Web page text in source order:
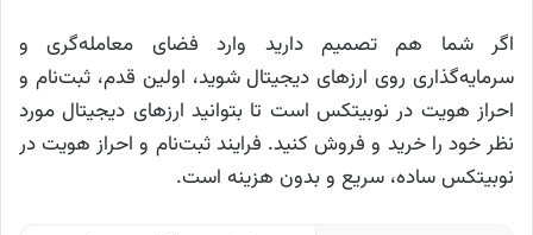
اگر شما هم تصمیم دارید وارد فضای معامله‌گری و
سرمایه‌گذاری روی ارزهای دیجیتال شوید، اولین قدم، ثبت‌نام و
احراز هویت در نوبیتکس است تا بتوانید ارزهای دیجیتال مورد
نظر خود را خرید و فروش کنید. فرایند ثبت‌نام و احراز هویت در
نوبیتکس ساده، سریع و بدون هزینه است.